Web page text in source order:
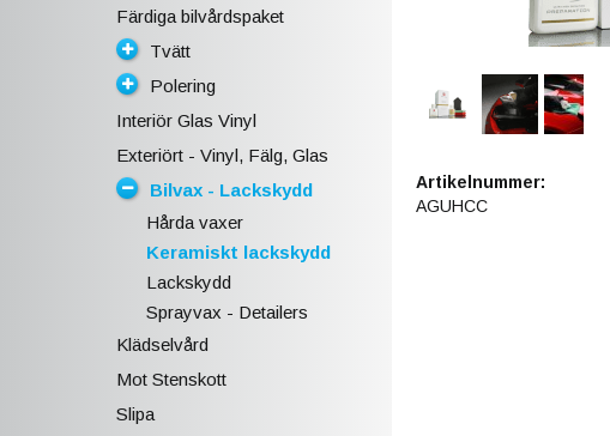
Färdiga bilvårdspaket
Tvätt
Polering
Interiör Glas Vinyl
Exteriört - Vinyl, Fälg, Glas
Bilvax - Lackskydd
Hårda vaxer
Keramiskt lackskydd
Lackskydd
Sprayvax - Detailers
Klädselvård
Mot Stenskott
Slipa
Artikelnummer:
AGUHCC